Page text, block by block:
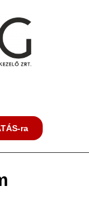
ra